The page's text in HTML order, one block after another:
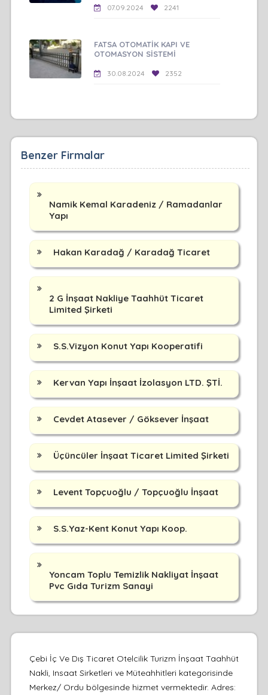
07.09.2024 2241
FATSA OTOMATİK KAPI VE
OTOMASYON SİSTEMİ
30.08.2024 2352
Benzer Firmalar
Namik Kemal Karadeniz / Ramadanlar
Yapı
Hakan Karadağ / Karadağ Ticaret
2 G İnşaat Nakliye Taahhüt Ticaret
Limited Şirketi
S.S.Vizyon Konut Yapı Kooperatifi
Kervan Yapı İnşaat İzolasyon LTD. ŞTİ.
Cevdet Atasever / Göksever İnşaat
Üçüncüler İnşaat Ticaret Limited Şirketi
Levent Topçuoğlu / Topçuoğlu İnşaat
S.S.Yaz-Kent Konut Yapı Koop.
Yoncam Toplu Temizlik Nakliyat İnşaat
Pvc Gıda Turizm Sanayi
Çebi İç Ve Dış Ticaret Otelcilik Turizm İnşaat Taahhüt
Nakli, Insaat Sirketleri ve Müteahhitleri kategorisinde
Merkez/ Ordu bölgesinde hizmet vermektedir. Adres: